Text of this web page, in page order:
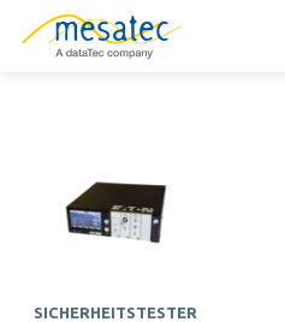
SICHERHEITSTESTER